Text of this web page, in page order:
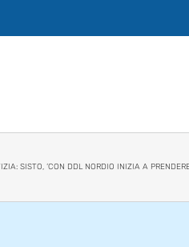
SISTO, ‘CON DDL NORDIO INIZIA A